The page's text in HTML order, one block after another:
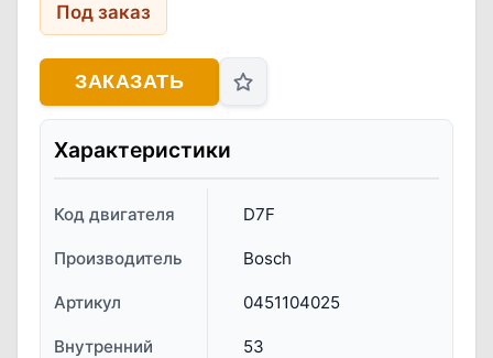
Под заказ
ЗАКАЗАТЬ
Характеристики
Код двигателя D7F
Производитель Bosch
Артикул 0451104025
Внутренний
53